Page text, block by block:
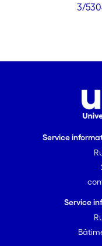
3/
Service
Service